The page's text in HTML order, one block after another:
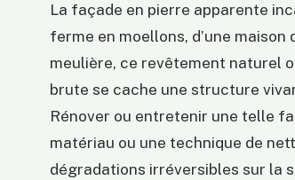
La façade en pierre apparente
ferme en moellons, d’une
meulière, ce revêtement naturel
brute se cache une structure
Rénover ou entretenir une telle
matériau ou une technique de
dégradations irréversibles sur la